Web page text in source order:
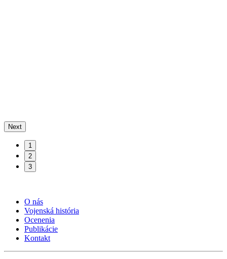
Next
1
2
3
O nás
Vojenská história
Ocenenia
Publikácie
Kontakt